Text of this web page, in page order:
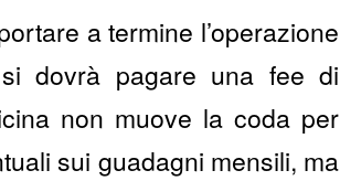
a termine l’operazione
dovrà pagare una fee di
non muove la coda per
sui guadagni mensili, ma